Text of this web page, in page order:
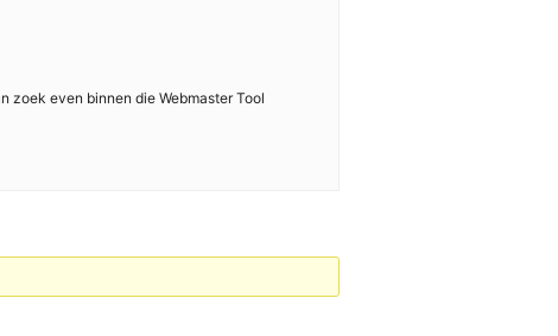
zoek even binnen die Webmaster Tool